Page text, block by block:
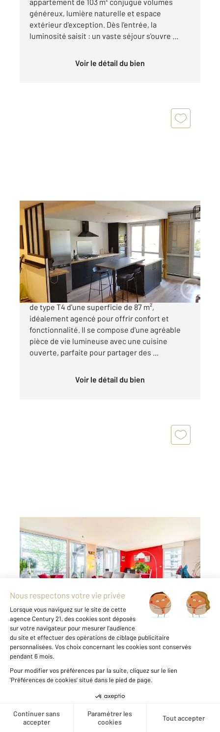
Créer une alerte
généreux, lumière naturelle et espace
extérieur d'exception. Dès l'entrée, la
luminosité saisit : un vaste séjour s'ouvre ...
Voir le détail du bien
NANTES 44
86,77 m
, 4 pièces
Ref : 3214
Appartement à vendre
243 990 €
Découvrez ce bel appartement à République
de type T4 d'une superficie de 87 m²,
idéalement agencé pour offrir confort et
fonctionnalité. Il se compose d'une agréable
pièce de vie lumineuse avec une cuisine
ouverte, parfaite pour partager des ...
Voir le détail du bien
NANTES 44
102 m2, 4 pièces
Ref : 3144
Appartement Duplex à vendre
366 990 €
Découvrez ce bel appartement T4 en duplex,
construit en 2006, offrant une surface
généreuse de 102 m² et des volumes
particulièrement agréables. Le bien se
compose d'un grand salon avec cuisine
ouverte de plus de 40 m², créant un ...
Voir le détail du bien